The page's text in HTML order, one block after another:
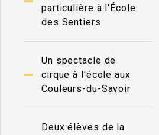
particulière à l'École
des Sentiers
Un spectacle de
cirque à l'école aux
Couleurs-du-Savoir
Deux élèves de la